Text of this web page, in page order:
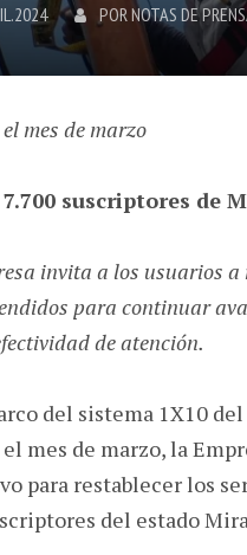
POR NOTAS DE
mes de marzo
suscriptores de
invita a los usuarios
para continuar
de atención.
del sistema 1X10
mes de marzo, la
para restablecer los
del estado